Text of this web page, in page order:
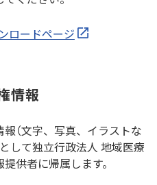
ロードページ
情報
（文字、写真、イラストな
して独立行政法人 地域医療
供者に帰属します。